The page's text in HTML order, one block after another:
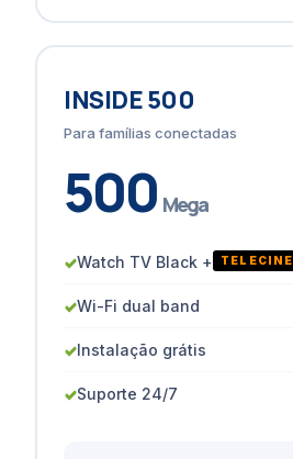
INSIDE 500
Para famílias conectadas
500 Mega
✓Watch TV Black + TELECINE
✓Wi-Fi dual band
✓Instalação grátis
✓Suporte 24/7